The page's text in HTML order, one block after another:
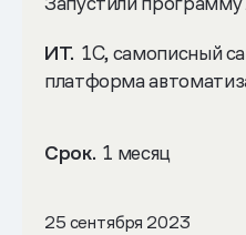
ИТ.1С, самописный
платформа
Срок.1 месяц
25 сентября 2023